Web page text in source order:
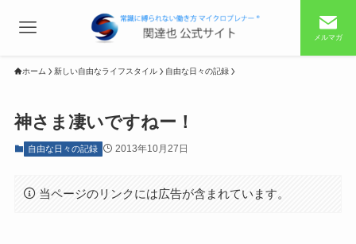
メルマガ
ホーム 新しい自由なライフスタイル 自由な日々の記録
神さま凄いですねー！
自由な日々の記録 2013年10月27日
当ページのリンクには広告が含まれています。